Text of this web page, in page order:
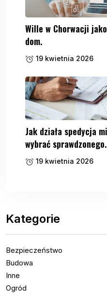
Wille w Chorwacji
dom.
19 kwietnia 2026
Jak działa spedycja
wybrać sprawdzonego.
19 kwietnia 2026
Kategorie
Bezpieczeństwo
Budowa
Inne
Ogród